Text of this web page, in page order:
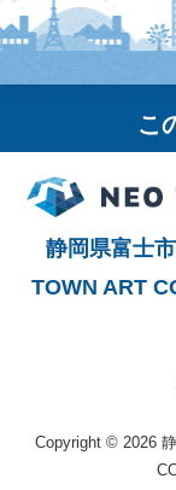
こ
静岡県富士
TOWN ART
Copyright © 2026